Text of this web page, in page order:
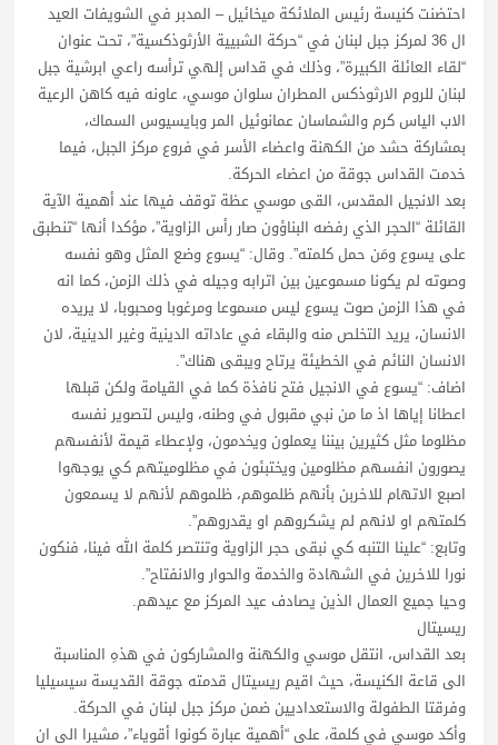
احتضنت كنيسة رئيس الملائكة ميخائيل – المدبر في الشويفات العيد
ال 36 لمركز جبل لبنان في “حركة الشبيية الأرثوذكسية”، تحت عنوان
“لقاء العائلة الكبيرة”، وذلك في قداس إلهي ترأسه راعي ابرشية جبل
لبنان للروم الارثوذكس المطران سلوان موسي، عاونه فيه كاهن الرعية
الاب الياس كرم والشماسان عمانوئيل المر وبايسيوس السماك،
بمشاركة حشد من الكهنة واعضاء الأسر في فروع مركز الجبل، فيما
خدمت القداس جوقة من اعضاء الحركة.
بعد الانجيل المقدس، القى موسي عظة توقف فيها عند أهمية الآية
القائلة “الحجر الذي رفضه البناؤون صار رأس الزاوية”، مؤكدا أنها “تنطبق
على يسوع ومَن حمل كلمته”. وقال: “يسوع وضع المثل وهو نفسه
وصوته لم يكونا مسموعين بين اترابه وجيله في ذلك الزمن، كما انه
في هذا الزمن صوت يسوع ليس مسموعا ومرغوبا ومحبوبا، لا يريده
الانسان، يريد التخلص منه والبقاء في عاداته الدينية وغير الدينية، لان
الانسان النائم في الخطيئة يرتاح ويبقى هناك”.
اضاف: “يسوع في الانجيل فتح نافذة كما في القيامة ولكن قبلها
اعطانا إياها اذ ما من نبي مقبول في وطنه، وليس لتصوير نفسه
مظلوما مثل كثيرين بيننا يعملون ويخدمون، ولإعطاء قيمة لأنفسهم
يصورون انفسهم مظلومين ويختبئون في مظلوميتهم كي يوجهوا
اصبع الاتهام للاخربن بأنهم ظلموهم، ظلموهم لأنهم لا يسمعون
كلمتهم او لانهم لم يشكروهم او يقدروهم”.
وتابع: “علينا التنبه كي نبقى حجر الزاوية وتنتصر كلمة الله فينا، فنكون
نورا للاخرين في الشهادة والخدمة والحوار والانفتاح”.
وحيا جميع العمال الذين يصادف عيد المركز مع عيدهم.
ريسيتال
بعد القداس، انتقل موسي والكهنة والمشاركون في هذهِ المناسبة
الى قاعة الكنيسة، حيث اقيم ريسيتال قدمته جوقة القديسة سيسيليا
وفرقتا الطفولة والاستعداديين ضمن مركز جبل لبنان في الحركة.
وأكد موسي في كلمة، على “أهمية عبارة كونوا أقوياء”، مشيرا الى ان